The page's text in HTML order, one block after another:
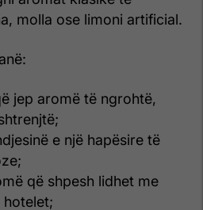
molla ose limoni artificial.
jep aromë të ngrohtë,
e një hapësire të
që shpesh lidhet me
hotelet;